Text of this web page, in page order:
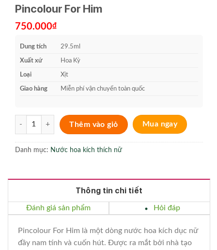
Pincolour For Him
750.000₫
Dung tích 29.5ml
Xuất xứ Hoa Kỳ
Loại Xịt
Giao hàng Miễn phí vận chuyển toàn quốc
Pincolour For Him số lượng
Thêm vào giỏ Mua ngay
Danh mục: Nước hoa kích thích nữ
Thông tin chi tiết
Đánh giá sản phẩm Hỏi đáp
Pincolour For Him là một dòng nước hoa kích dục nữ
đầy nam tính và cuốn hút. Được ra mắt bởi nhà tạo